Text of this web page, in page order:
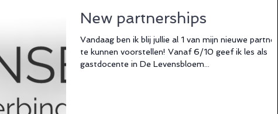
New partnerships
Vandaag ben ik blij jullie al 1 van mijn nieuwe partners
te kunnen voorstellen! Vanaf 6/10 geef ik les als
gastdocente in De Levensbloem...